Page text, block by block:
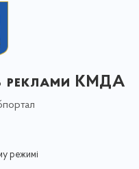
реклами КМДА
режимі